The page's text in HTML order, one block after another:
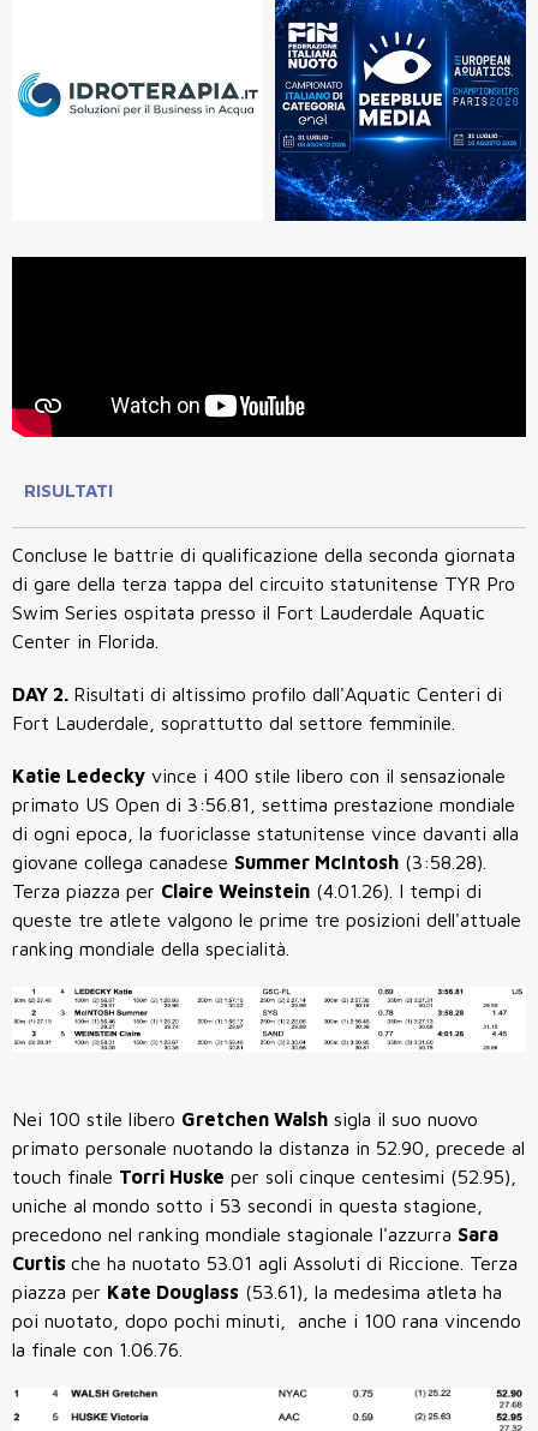
RISULTATI
Concluse le battrie di qualificazione della seconda giornata
di gare della terza tappa del circuito statunitense TYR Pro
Swim Series ospitata presso il Fort Lauderdale Aquatic
Center in Florida.
DAY 2. Risultati di altissimo profilo dall'Aquatic Centeri di
Fort Lauderdale, soprattutto dal settore femminile.
Katie Ledecky vince i 400 stile libero con il sensazionale
primato US Open di 3:56.81, settima prestazione mondiale
di ogni epoca, la fuoriclasse statunitense vince davanti alla
giovane collega canadese Summer McIntosh (3:58.28).
Terza piazza per Claire Weinstein (4.01.26). I tempi di
queste tre atlete valgono le prime tre posizioni dell'attuale
ranking mondiale della specialità.
Nei 100 stile libero Gretchen Walsh sigla il suo nuovo
primato personale nuotando la distanza in 52.90, precede al
touch finale Torri Huske per soli cinque centesimi (52.95),
uniche al mondo sotto i 53 secondi in questa stagione,
precedono nel ranking mondiale stagionale l'azzurra Sara
Curtis che ha nuotato 53.01 agli Assoluti di Riccione. Terza
piazza per Kate Douglass (53.61), la medesima atleta ha
poi nuotato, dopo pochi minuti, anche i 100 rana vincendo
la finale con 1.06.76.